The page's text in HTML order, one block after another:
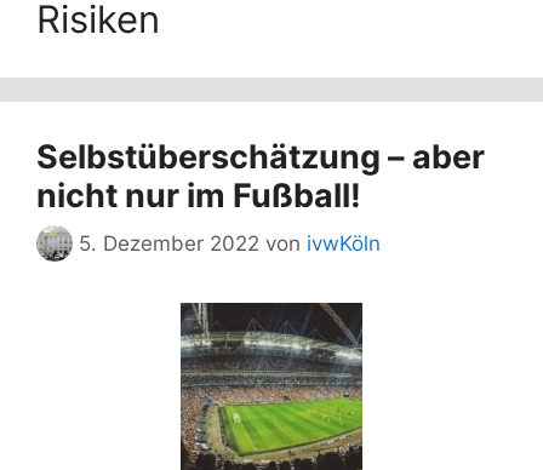
Risiken
Selbstüberschätzung – aber
nicht nur im Fußball!
5. Dezember 2022 von ivwKöln